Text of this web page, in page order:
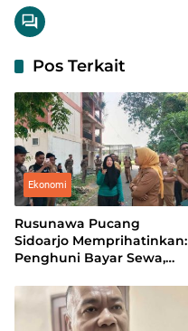
Pos Terkait
Ekonomi
Rusunawa Pucang
Sidoarjo Memprihatinkan:
Penghuni Bayar Sewa,
dalam Kumuh